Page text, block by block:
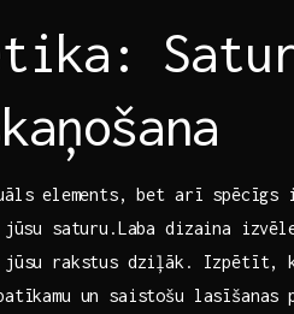
elements, bet arī spēcīgs
saturu.Laba dizaina
jūsu rakstus dziļāk. Izpētīt,
un saistošu lasīšanas